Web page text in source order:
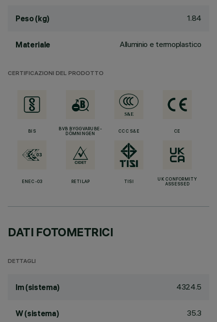
Peso (kg) 1.84
Materiale Alluminio e termoplastico
CERTIFICAZIONI DEL PRODOTTO
BIS
BVB BYGGVARUBE-
DÖMNINGEN
CCC S&E CE
ENEC-03 RETILAP TISI
UK CONFORMITY
ASSESSED
DATI FOTOMETRICI
DETTAGLI
lm (sistema) 4324.5
W (sistema) 35.3